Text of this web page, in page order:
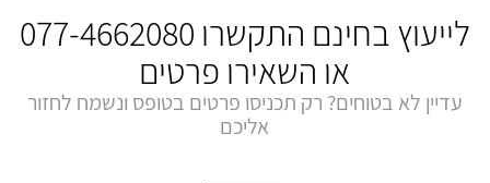
לייעוץ בחינם התקשרו 077-4662080
או השאירו פרטים
עדיין לא בטוחים? רק תכניסו פרטים בטופס ונשמח לחזור
אליכם